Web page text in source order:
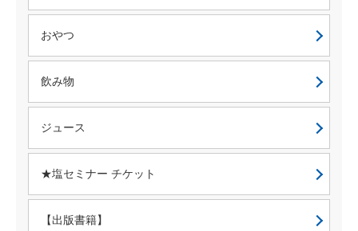
おやつ
飲み物
ジュース
★塩セミナー チケット
【出版書籍】